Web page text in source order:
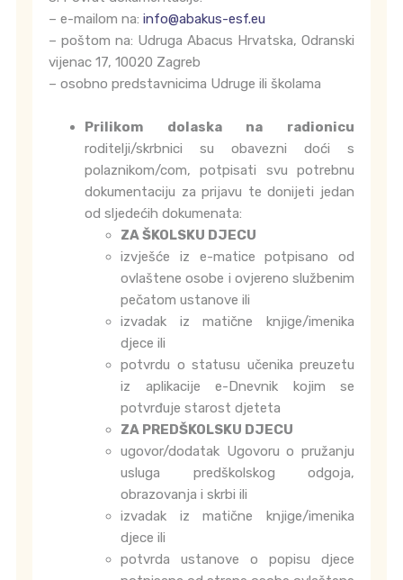
– e-mailom na: info@abakus-esf.eu
– poštom na: Udruga Abacus Hrvatska, Odranski
vijenac 17, 10020 Zagreb
– osobno predstavnicima Udruge ili školama
Prilikom dolaska na radionicu
roditelji/skrbnici su obavezni doći s
polaznikom/com, potpisati svu potrebnu
dokumentaciju za prijavu te donijeti jedan
od sljedećih dokumenata:
ZA ŠKOLSKU DJECU
izvješće iz e-matice potpisano od
ovlaštene osobe i ovjereno službenim
pečatom ustanove ili
izvadak iz matične knjige/imenika
djece ili
potvrdu o statusu učenika preuzetu
iz aplikacije e-Dnevnik kojim se
potvrđuje starost djeteta
ZA PREDŠKOLSKU DJECU
ugovor/dodatak Ugovoru o pružanju
usluga predškolskog odgoja,
obrazovanja i skrbi ili
izvadak iz matične knjige/imenika
djece ili
potvrda ustanove o popisu djece